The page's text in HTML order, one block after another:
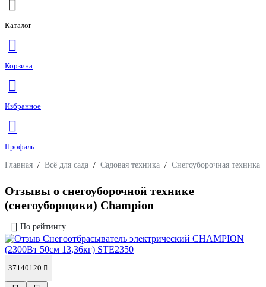
Каталог
Корзина
Избранное
Профиль
Главная / Всё для сада / Садовая техника / Снегоуборочная техника
Отзывы о снегоуборочной технике
(снегоуборщики) Champion
По рейтингу
37140120